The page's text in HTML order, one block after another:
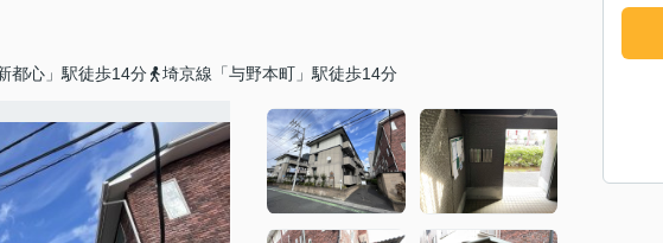
都心」駅徒歩14分 埼京線「与野本町」駅徒歩14分